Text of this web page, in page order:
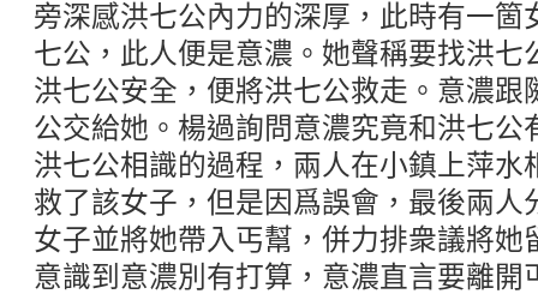
旁深感洪七公內力的深厚，此時有一箇
七公，此人便是意濃。她聲稱要找洪七
洪七公安全，便將洪七公救走。意濃跟
公交給她。楊過詢問意濃究竟和洪七公
洪七公相識的過程，兩人在小鎮上萍水
救了該女子，但是因爲誤會，最後兩人
女子並將她帶入丐幫，併力排衆議將她
意識到意濃別有打算，意濃直言要離開